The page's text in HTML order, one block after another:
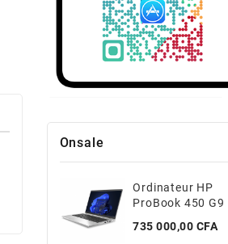
Onsale
Ordinateur HP
ProBook 450 G9
512Go
Prix
735 000,00 CFA